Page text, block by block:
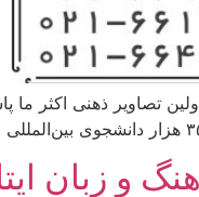
اولین تصاویر ذهنی اکثر
و زبان